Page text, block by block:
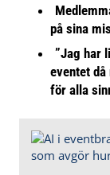
på sina
”Jag har
eventet
för alla